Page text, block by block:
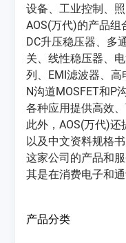
设备、工业控制、
AOS(万代)的产品组
DC升压稳压器、多
关、线性稳压器、
列、EMI滤波器、高
N沟道MOSFET和P
各种应用提供高效
此外，AOS(万代)还
以及中文资料规格
这家公司的产品和
其是在消费电子和
产品分类